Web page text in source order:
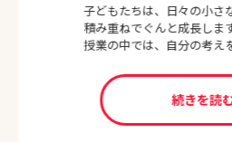
子どもたちは、日々の小さ
積み重ねでぐんと成長します
授業の中では、自分の考え
一人ひとりのペースを大切
ぶって楽しい！」と思える
ていきましょう🌸
続きを読